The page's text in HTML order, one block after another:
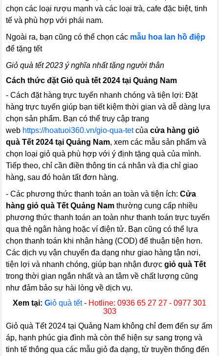
chọn các loại rượu mạnh và các loại trà, cafe đặc biệt, tinh
tế và phù hợp với phái nam.
Ngoài ra, bạn cũng có thể chọn các mẫu hoa lan hồ điệp
để tặng tết
Giỏ quà tết 2023 ý nghĩa nhất tặng người thân
Cách thức đặt Giỏ quà tết 2024 tại Quảng Nam
- Cách đặt hàng trực tuyến nhanh chóng và tiện lợi: Đặt
hàng trực tuyến giúp bạn tiết kiệm thời gian và dễ dàng lựa
chọn sản phẩm. Bạn có thể truy cập trang
web https://hoatuoi360.vn/gio-qua-tetcủa cửa hàng giỏ
quà Tết 2024 tại Quảng Nam, xem các mẫu sản phẩm và
chọn loại giỏ quà phù hợp với ý định tặng quà của mình.
Tiếp theo, chỉ cần điền thông tin cá nhân và địa chỉ giao
hàng, sau đó hoàn tất đơn hàng.
- Các phương thức thanh toán an toàn và tiện ích: Cửa
hàng giỏ quà Tết Quảng Nam thường cung cấp nhiều
phương thức thanh toán an toàn như thanh toán trực tuyến
qua thẻ ngân hàng hoặc ví điện tử. Bạn cũng có thể lựa
chọn thanh toán khi nhận hàng (COD) để thuận tiện hơn.
Các dịch vụ vận chuyển đa dạng như giao hàng tận nơi,
tiện lợi và nhanh chóng, giúp bạn nhận đượcgiỏ quà Tết
trong thời gian ngắn nhất và an tâm về chất lượng cũng
như đảm bảo sự hài lòng về dịch vụ.
Xem tại: Giỏ quà tết- Hotline: 0936 65 27 27 - 0977 301
303
Giỏ quà Tết 2024 tại Quảng Nam không chỉ đem đến sự ấm
áp, hạnh phúc gia đình mà còn thể hiện sự sang trọng và
tinh tế thông qua các mẫu giỏ đa dạng, từ truyền thống đến